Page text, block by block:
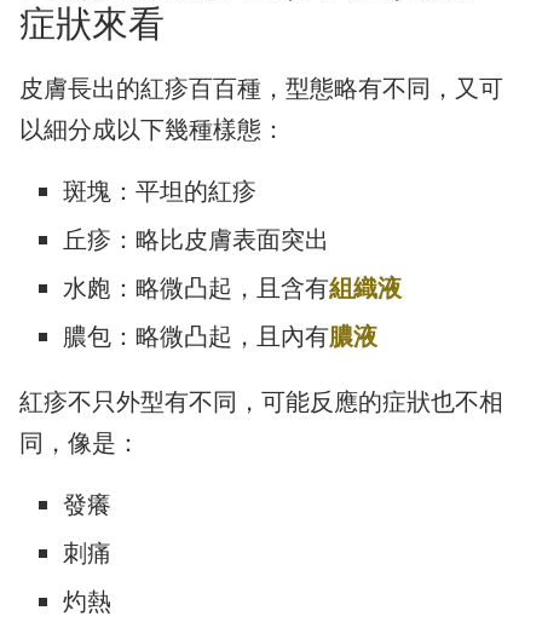
症狀來看
皮膚長出的紅疹百百種，型態略有不同，又可
以細分成以下幾種樣態：
斑塊：平坦的紅疹
丘疹：略比皮膚表面突出
水皰：略微凸起，且含有組織液
膿包：略微凸起，且內有膿液
紅疹不只外型有不同，可能反應的症狀也不相
同，像是：
發癢
刺痛
灼熱